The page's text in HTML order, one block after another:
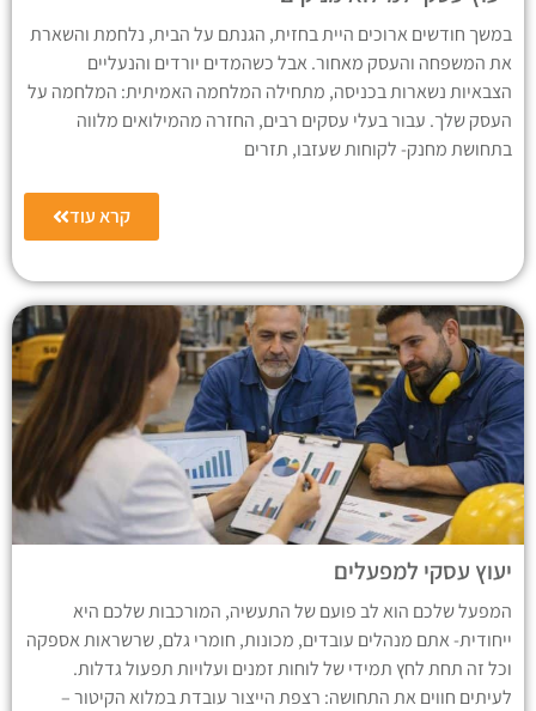
במשך חודשים ארוכים היית בחזית, הגנתם על הבית, נלחמת והשארת
את המשפחה והעסק מאחור. אבל כשהמדים יורדים והנעליים
הצבאיות נשארות בכניסה, מתחילה המלחמה האמיתית: המלחמה על
העסק שלך. עבור בעלי עסקים רבים, החזרה מהמילואים מלווה
בתחושת מחנק- לקוחות שעזבו, תזרים
קרא עוד
יעוץ עסקי למפעלים
המפעל שלכם הוא לב פועם של התעשיה, המורכבות שלכם היא
ייחודית- אתם מנהלים עובדים, מכונות, חומרי גלם, שרשראות אספקה
וכל זה תחת לחץ תמידי של לוחות זמנים ועלויות תפעול גדלות.
לעיתים חווים את התחושה: רצפת הייצור עובדת במלוא הקיטור –